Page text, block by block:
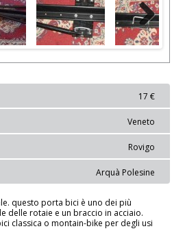
Next
17 €
Veneto
Rovigo
Arquà Polesine
questo porta bici è uno dei più
delle rotaie e un braccio in acciaio.
classica o montain-bike per degli usi